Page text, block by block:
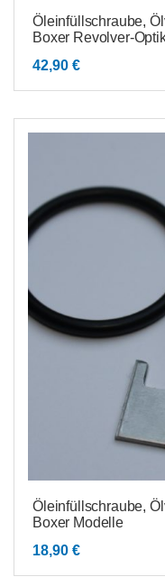
Öleinfüllschraube,
Boxer Revolver-
42,90 €
Öleinfüllschraube,
Boxer Modelle
18,90 €